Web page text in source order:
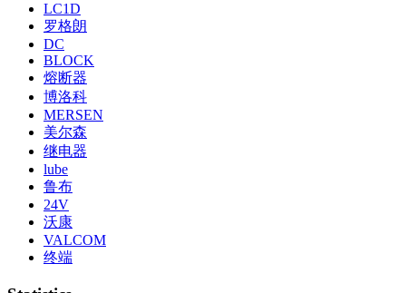
LC1D
罗格朗
DC
BLOCK
熔断器
博洛科
MERSEN
美尔森
继电器
lube
鲁布
24V
沃康
VALCOM
终端